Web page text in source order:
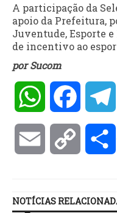
A participação da
apoio da Prefeitura,
Juventude, Esporte e
de incentivo ao
por Sucom
WhatsApp
Email Copy
NOTÍCIAS